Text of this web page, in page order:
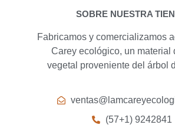
SOBRE NUESTRA
Fabricamos y comercializamos
Carey ecológico, un material
vegetal proveniente del árbol
(57+1) 9242841